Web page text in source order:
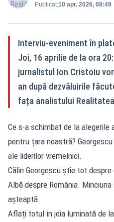
Publicat:10 apr. 2026, 08:49
Interviu-eveniment în
Joi, 16 aprilie de la ora
jurnalistul Ion Cristoiu
an după dezvăluirile
fața analistului
Ce s-a schimbat de la
pentru țara noastră?
ale liderilor vremelnici.
Călin Georgescu știe tot
Albă despre România.
așteaptă.
Aflați totul în joia luminată de